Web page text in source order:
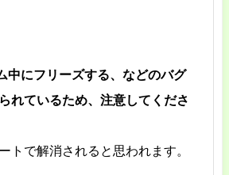
中にフリーズする、などのバグ
れているため、注意してくださ
トで解消されると思われます。